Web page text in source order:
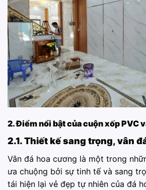
2. Điểm nổi bật của cuộn xốp PVC
2.1. Thiết kế sang trọng, vân
Vân đá hoa cương là một trong
ưa chuộng bởi sự tinh tế và sang
tái hiện lại vẻ đẹp tự nhiên của đá